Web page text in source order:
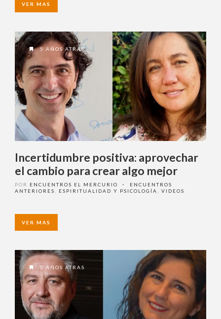
VER MAS
5 AÑOS ATRAS
Incertidumbre positiva: aprovechar
el cambio para crear algo mejor
POR ENCUENTROS EL MERCURIO •
ENCUENTROS
ANTERIORES
ESPIRITUALIDAD Y PSICOLOGÍA VIDEOS
VER MAS
5 AÑOS ATRAS